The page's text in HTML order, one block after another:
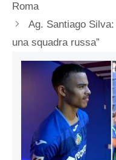
Roma
Ag. Santiago
una squadra russa”